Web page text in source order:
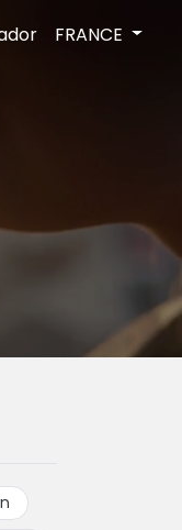
FRANCE